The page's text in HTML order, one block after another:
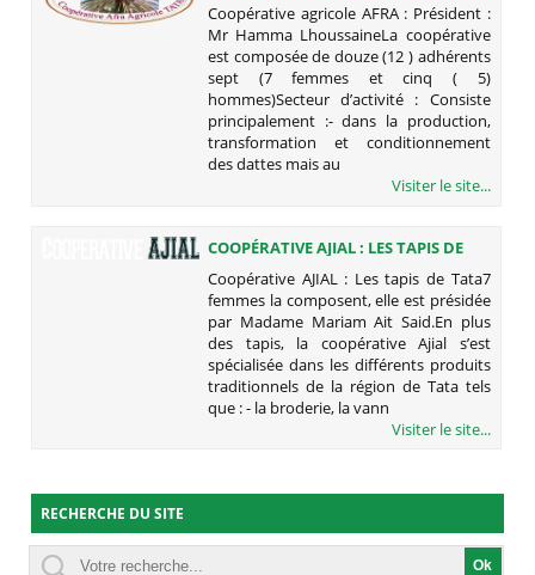
Coopérative agricole AFRA : Président :
Mr Hamma LhoussaineLa coopérative
est composée de douze (12 ) adhérents
sept (7 femmes et cinq ( 5)
hommes)Secteur d’activité : Consiste
principalement :- dans la production,
transformation et conditionnement
des dattes mais au
Visiter le site...
COOPÉRATIVE AJIAL : LES TAPIS DE
Coopérative AJIAL : Les tapis de Tata7
femmes la composent, elle est présidée
par Madame Mariam Ait Said.En plus
des tapis, la coopérative Ajial s’est
spécialisée dans les différents produits
traditionnels de la région de Tata tels
que : - la broderie, la vann
Visiter le site...
RECHERCHE DU SITE